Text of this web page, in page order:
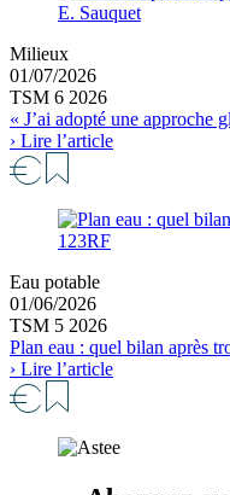
E. Sauquet
Milieux
01/07/2026
TSM 6 2026
« J’ai adopté une approche
› Lire l’article
123RF
Eau potable
01/06/2026
TSM 5 2026
Plan eau : quel bilan après
› Lire l’article